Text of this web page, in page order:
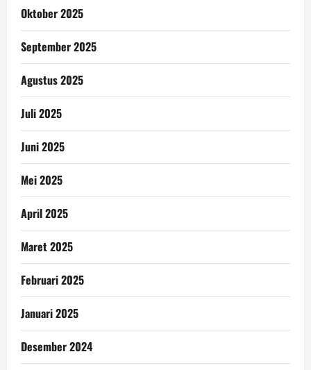
Oktober 2025
September 2025
Agustus 2025
Juli 2025
Juni 2025
Mei 2025
April 2025
Maret 2025
Februari 2025
Januari 2025
Desember 2024